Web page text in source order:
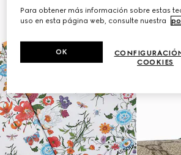
Para obtener más información sobre estas
uso en esta página web, consulte nuestra
COOKIES
OK